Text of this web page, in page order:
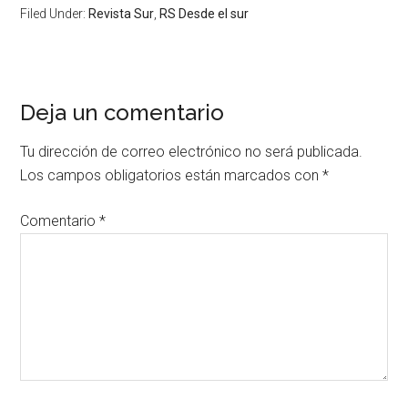
Filed Under: Revista Sur RS Desde el sur
Deja un comentario
Tu dirección de correo electrónico no será publicada.
Los campos obligatorios están marcados con*
Comentario*